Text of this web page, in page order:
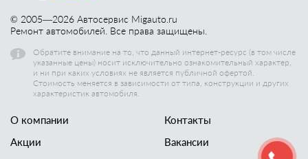
© 2005—2026 Автосервис Migauto.ru
Ремонт автомобилей. Все права защищены.
Обратите внимание на то, что данный интернет-ресурс (в том числе
указанные цены) носит исключительно ознакомительный характер,
и ни при каких условиях не является публичной офертой.
Стоимость меняется в зависимости от типа, конструкции и других
характеристик автомобиля.
О компании
Акции
Контакты
Вакансии